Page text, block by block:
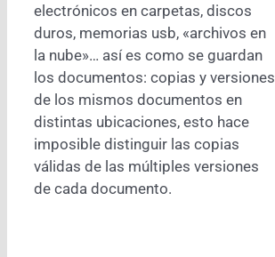
electrónicos en carpetas, discos
duros, memorias usb, «archivos en
la nube»… así es como se guardan
los documentos: copias y versiones
de los mismos documentos en
distintas ubicaciones, esto hace
imposible distinguir las copias
válidas de las múltiples versiones
de cada documento.